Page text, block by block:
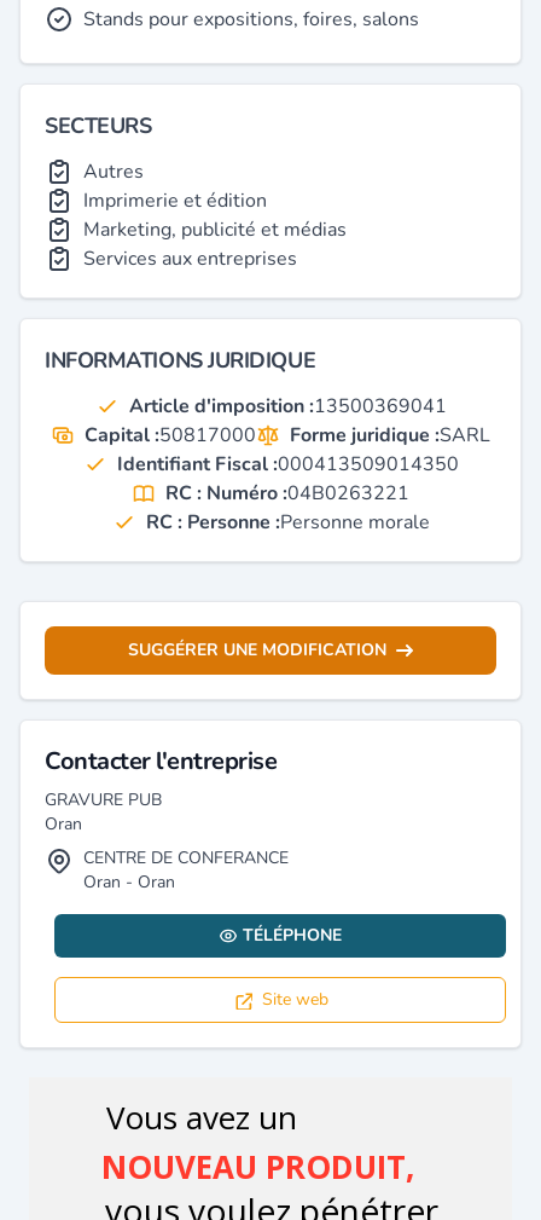
Stands pour expositions, foires, salons
SECTEURS
Autres
Imprimerie et édition
Marketing, publicité et médias
Services aux entreprises
INFORMATIONS JURIDIQUE
Article d'imposition :13500369041
Capital :50817000 Forme juridique :SARL
Identifiant Fiscal :000413509014350
RC : Numéro :04B0263221
RC : Personne :Personne morale
SUGGÉRER UNE MODIFICATION
Contacter l'entreprise
GRAVURE PUB
Oran
CENTRE DE CONFERANCE
Oran - Oran
TÉLÉPHONE
Site web